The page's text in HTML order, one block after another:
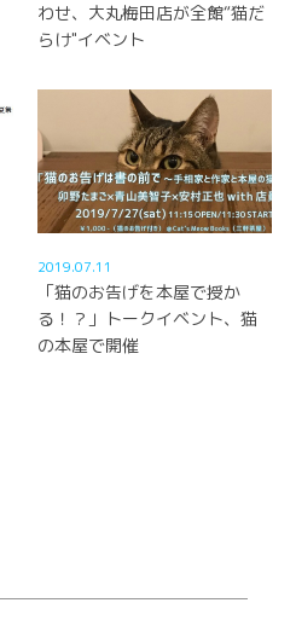
わせ、大丸梅田店が全館“猫だ
らけ"イベント
2019.07.11
「猫のお告げを本屋で授か
る！？」トークイベント、猫
の本屋で開催